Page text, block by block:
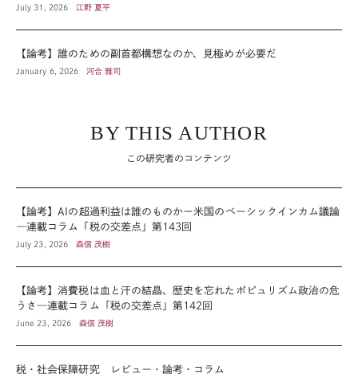
July 31, 2026 江野 夏平
【論考】誰のための副首都構想なのか、見極めが必要だ
January 6, 2026 河合 雅司
BY THIS AUTHOR
この研究者のコンテンツ
【論考】AIの超過利益は誰のものかー米国のベーシックインカム議論
―連載コラム「税の交差点」第143回
July 23, 2026 森信 茂樹
【論考】消費税は血と汗の結晶、歴史を忘れたポピュリズム政治の危
うさ―連載コラム「税の交差点」第142回
June 23, 2026 森信 茂樹
税・社会保障研究 レビュー・論考・コラム